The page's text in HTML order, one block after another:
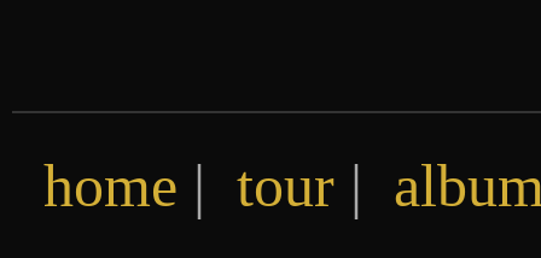
home | tour |